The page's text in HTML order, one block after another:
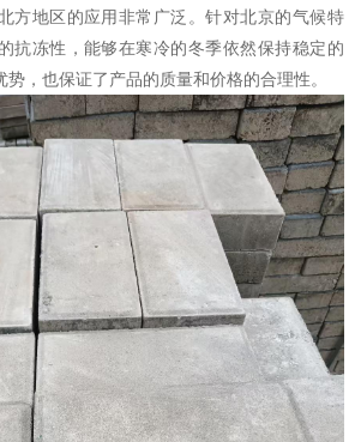
方地区的应用非常广泛。针对北京的气候特
抗冻性，能够在寒冷的冬季依然保持稳定的
，也保证了产品的质量和价格的合理性。